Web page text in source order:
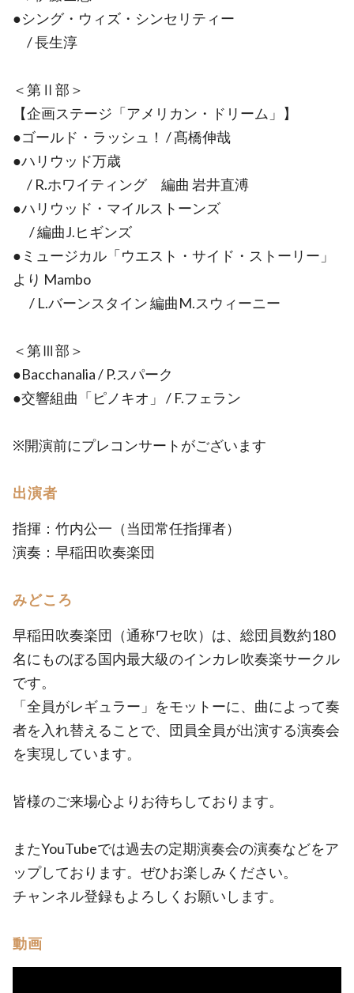
●シング・ウィズ・シンセリティー
/ 長生淳
＜第Ⅱ部＞
【企画ステージ「アメリカン・ドリーム」】
●ゴールド・ラッシュ！ / 髙橋伸哉
●ハリウッド万歳
/ R.ホワイティング 編曲 岩井直溥
●ハリウッド・マイルストーンズ
/ 編曲J.ヒギンズ
●ミュージカル「ウエスト・サイド・ストーリー」
より Mambo
/ L.バーンスタイン 編曲M.スウィーニー
＜第Ⅲ部＞
●Bacchanalia / P.スパーク
●交響組曲「ピノキオ」 / F.フェラン
※開演前にプレコンサートがございます
出演者
指揮：竹内公一（当団常任指揮者）
演奏：早稲田吹奏楽団
みどころ
早稲田吹奏楽団（通称ワセ吹）は、総団員数約180
名にものぼる国内最大級のインカレ吹奏楽サークル
です。
「全員がレギュラー」をモットーに、曲によって奏
者を入れ替えることで、団員全員が出演する演奏会
を実現しています。
皆様のご来場心よりお待ちしております。
またYouTubeでは過去の定期演奏会の演奏などをア
ップしております。ぜひお楽しみください。
チャンネル登録もよろしくお願いします。
動画